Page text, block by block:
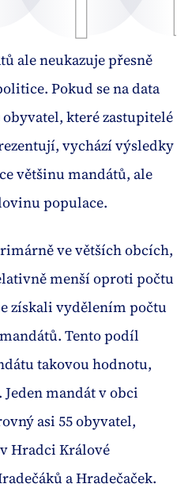
ale neukazuje přesně
Pokud se na data
které zastupitelé
vychází výsledky
většinu mandátů, ale
populace.
ve větších obcích,
menší oproti počtu
získali vydělením počtu
Tento podíl
takovou hodnotu,
mandát v obci
asi 55 obyvatel,
Hradci Králové
a Hradečaček.